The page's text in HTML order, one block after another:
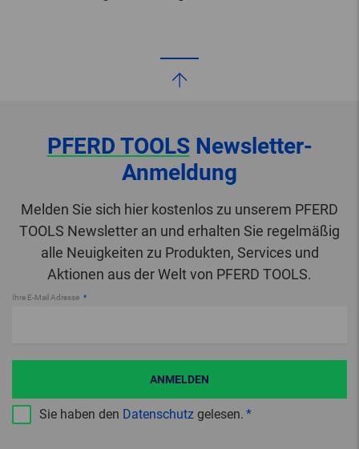
PFERD TOOLSNewsletter-
Anmeldung
Melden Sie sich hier kostenlos zu unserem PFERD
TOOLS Newsletter an und erhalten Sie regelmäßig
alle Neuigkeiten zu Produkten, Services und
Aktionen aus der Welt von PFERD TOOLS.
Ihre E-Mail Adresse
Sie haben den Datenschutz gelesen.
ANMELDEN